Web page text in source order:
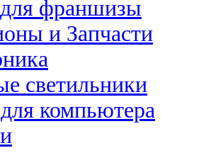
франшизы
и Запчасти
светильники
компьютера